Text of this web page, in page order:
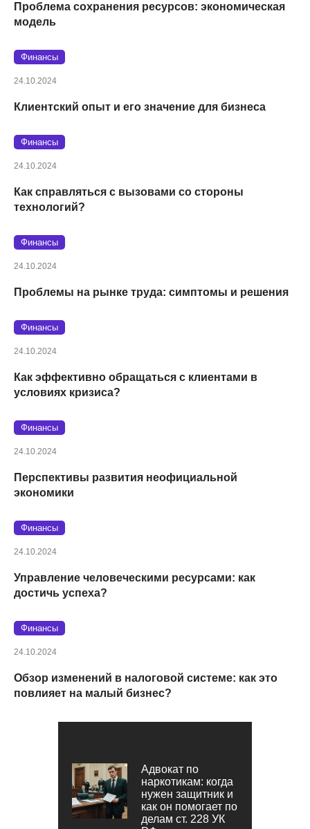
Проблема сохранения ресурсов: экономическая
модель
Финансы
24.10.2024
Клиентский опыт и его значение для бизнеса
Финансы
24.10.2024
Как справляться с вызовами со стороны
технологий?
Финансы
24.10.2024
Проблемы на рынке труда: симптомы и решения
Финансы
24.10.2024
Как эффективно обращаться с клиентами в
условиях кризиса?
Финансы
24.10.2024
Перспективы развития неофициальной
экономики
Финансы
24.10.2024
Управление человеческими ресурсами: как
достичь успеха?
Финансы
24.10.2024
Обзор изменений в налоговой системе: как это
повлияет на малый бизнес?
Адвокат по
наркотикам: когда
нужен защитник и
как он помогает по
делам ст. 228 УК